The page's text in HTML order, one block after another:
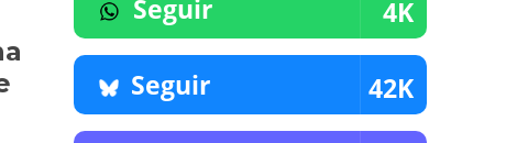
Seguir 4K
Seguir 42K